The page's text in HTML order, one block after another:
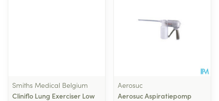
Smiths Medical Belgium
Cliniflo Lung Exerciser Low
Aerosuc
Aerosuc Aspiratiepomp